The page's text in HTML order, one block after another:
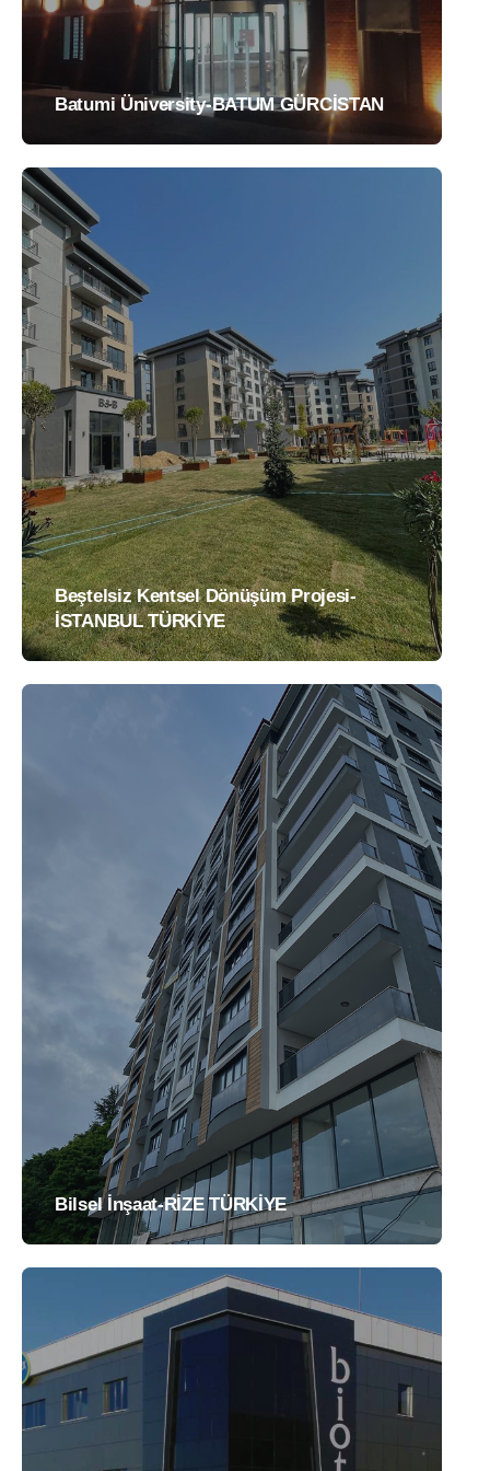
Batumi Üniversity-BATUM GÜRCİSTAN
Beştelsiz Kentsel Dönüşüm Projesi-
İSTANBUL TÜRKİYE
Bilsel İnşaat-RİZE TÜRKİYE